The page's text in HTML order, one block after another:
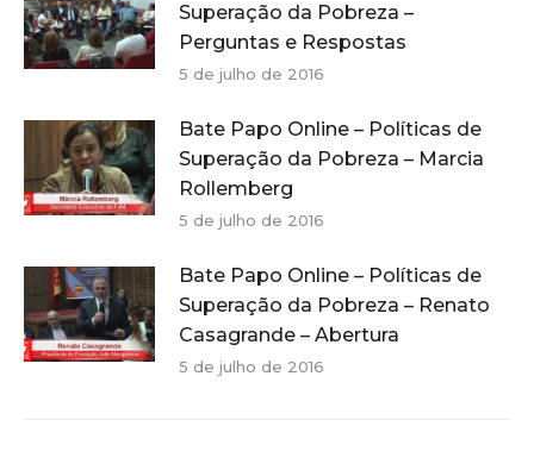
Superação da Pobreza –
Perguntas e Respostas
5 de julho de 2016
Bate Papo Online – Políticas de
Superação da Pobreza – Marcia
Rollemberg
5 de julho de 2016
Bate Papo Online – Políticas de
Superação da Pobreza – Renato
Casagrande – Abertura
5 de julho de 2016